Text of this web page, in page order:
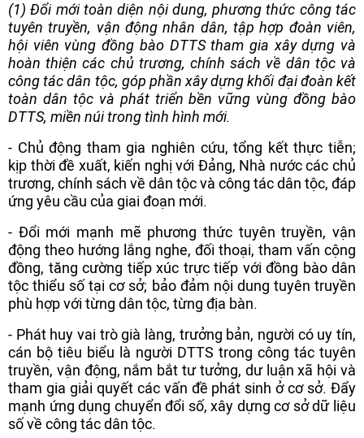
(1) Đổi mới toàn diện nội dung, phương thức công tác
tuyên truyền, vận động nhân dân, tập hợp đoàn viên,
hội viên vùng đồng bào DTTS tham gia xây dựng và
hoàn thiện các chủ trương, chính sách về dân tộc và
công tác dân tộc, góp phần xây dựng khối đại đoàn kết
toàn dân tộc và phát triển bền vững vùng đồng bào
DTTS, miền núi trong tình hình mới.
- Chủ động tham gia nghiên cứu, tổng kết thực tiễn;
kịp thời đề xuất, kiến nghị với Đảng, Nhà nước các chủ
trương, chính sách về dân tộc và công tác dân tộc, đáp
ứng yêu cầu của giai đoạn mới.
- Đổi mới mạnh mẽ phương thức tuyên truyền, vận
động theo hướng lắng nghe, đối thoại, tham vấn cộng
đồng, tăng cường tiếp xúc trực tiếp với đồng bào dân
tộc thiểu số tại cơ sở; bảo đảm nội dung tuyên truyền
phù hợp với từng dân tộc, từng địa bàn.
- Phát huy vai trò già làng, trưởng bản, người có uy tín,
cán bộ tiêu biểu là người DTTS trong công tác tuyên
truyền, vận động, nắm bắt tư tưởng, dư luận xã hội và
tham gia giải quyết các vấn đề phát sinh ở cơ sở. Đẩy
mạnh ứng dụng chuyển đổi số, xây dựng cơ sở dữ liệu
số về công tác dân tộc.